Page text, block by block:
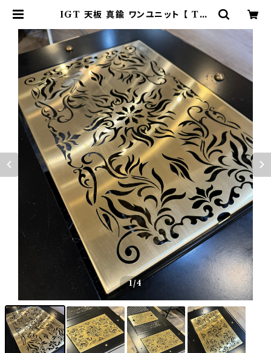
IGT 天板 真鍮 ワンユニット 【 TRI
ブル Snow Peak スノーピーク | 8
02 PRODUCTS
1/4